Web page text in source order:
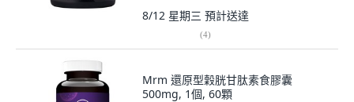
8/12 星期三 預計送達
(4)
Mrm 還原型穀胱甘肽素食膠囊
500mg, 1個, 60顆